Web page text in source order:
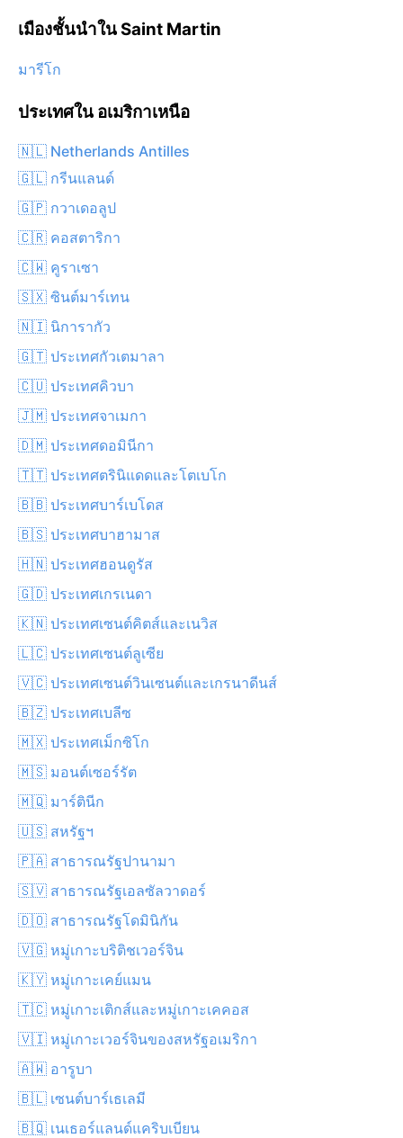
เมืองชั้นนำใน Saint Martin
มารีโก
ประเทศใน อเมริกาเหนือ
🇳🇱 Netherlands Antilles
🇬🇱 กรีนแลนด์
🇬🇵 กวาเดอลูป
🇨🇷 คอสตาริกา
🇨🇼 คูราเซา
🇸🇽 ซินต์มาร์เทน
🇳🇮 นิการากัว
🇬🇹 ประเทศกัวเตมาลา
🇨🇺 ประเทศคิวบา
🇯🇲 ประเทศจาเมกา
🇩🇲 ประเทศดอมินีกา
🇹🇹 ประเทศตรินิแดดและโตเบโก
🇧🇧 ประเทศบาร์เบโดส
🇧🇸 ประเทศบาฮามาส
🇭🇳 ประเทศฮอนดูรัส
🇬🇩 ประเทศเกรเนดา
🇰🇳 ประเทศเซนต์คิตส์และเนวิส
🇱🇨 ประเทศเซนต์ลูเซีย
🇻🇨 ประเทศเซนต์วินเซนต์และเกรนาดีนส์
🇧🇿 ประเทศเบลีซ
🇲🇽 ประเทศเม็กซิโก
🇲🇸 มอนต์เซอร์รัต
🇲🇶 มาร์ตินีก
🇺🇸 สหรัฐฯ
🇵🇦 สาธารณรัฐปานามา
🇸🇻 สาธารณรัฐเอลซัลวาดอร์
🇩🇴 สาธารณรัฐโดมินิกัน
🇻🇬 หมู่เกาะบริติชเวอร์จิน
🇰🇾 หมู่เกาะเคย์แมน
🇹🇨 หมู่เกาะเติกส์และหมู่เกาะเคคอส
🇻🇮 หมู่เกาะเวอร์จินของสหรัฐอเมริกา
🇦🇼 อารูบา
🇧🇱 เซนต์บาร์เธเลมี
🇧🇶 เนเธอร์แลนด์แคริบเบียน